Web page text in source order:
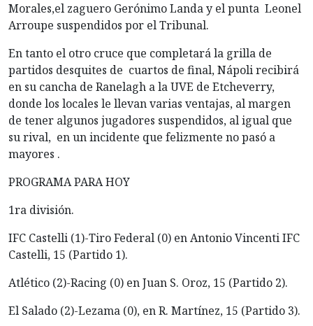
Morales,el zaguero Gerónimo Landa y el punta Leonel
Arroupe suspendidos por el Tribunal.
En tanto el otro cruce que completará la grilla de
partidos desquites de cuartos de final, Nápoli recibirá
en su cancha de Ranelagh a la UVE de Etcheverry,
donde los locales le llevan varias ventajas, al margen
de tener algunos jugadores suspendidos, al igual que
su rival, en un incidente que felizmente no pasó a
mayores .
PROGRAMA PARA HOY
1ra división.
IFC Castelli (1)-Tiro Federal (0) en Antonio Vincenti IFC
Castelli, 15 (Partido 1).
Atlético (2)-Racing (0) en Juan S. Oroz, 15 (Partido 2).
El Salado (2)-Lezama (0), en R. Martínez, 15 (Partido 3).